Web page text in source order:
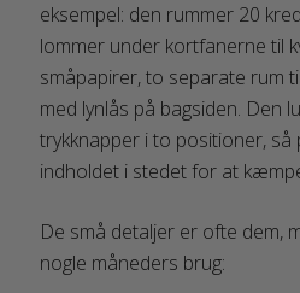
eksempel: den rummer 20
lommer under kortfanerne til
småpapirer, to separate rum
med lynlås på bagsiden. Den
trykknapper i to positioner, så
indholdet i stedet for at
De små detaljer er ofte dem,
nogle måneders brug: